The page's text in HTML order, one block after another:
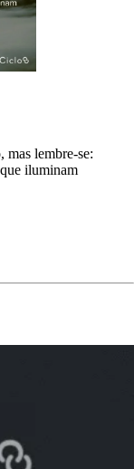
mas lembre-se:
iluminam